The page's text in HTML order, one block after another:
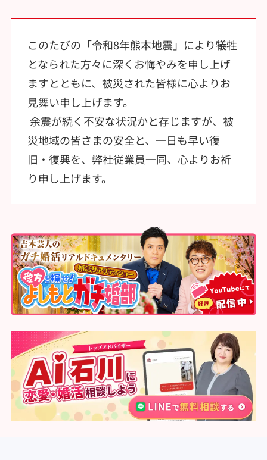
このたびの「令和8年熊本地震」により犠牲
となられた方々に深くお悔やみを申し上げ
ますとともに、被災された皆様に心よりお
見舞い申し上げます。
余震が続く不安な状況かと存じますが、被
災地域の皆さまの安全と、一日も早い復
旧・復興を、弊社従業員一同、心よりお祈
り申し上げます。